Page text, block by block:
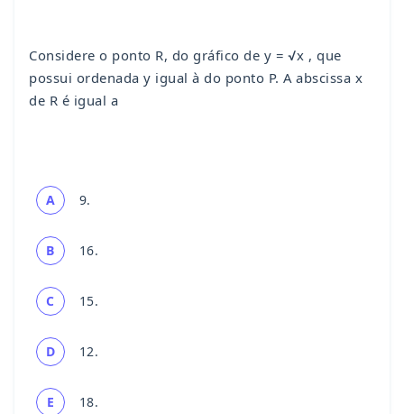
Considere o ponto R, do gráfico de y = √x , que
possui ordenada y igual à do ponto P. A abscissa x
de R é igual a
A 9.
B 16.
C 15.
D 12.
E 18.